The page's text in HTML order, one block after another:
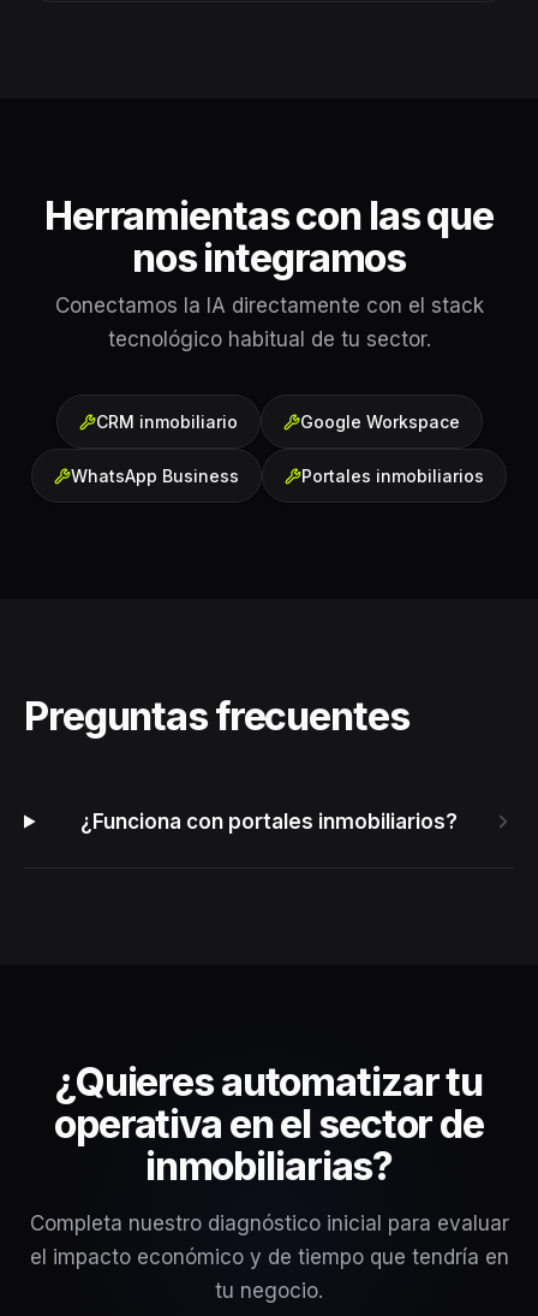
Herramientas con las que
nos integramos
Conectamos la IA directamente con el stack
tecnológico habitual de tu sector.
CRM inmobiliario Google Workspace
WhatsApp Business Portales inmobiliarios
Preguntas frecuentes
¿Funciona con portales inmobiliarios?
¿Quieres automatizar tu
operativa en el sector de
inmobiliarias?
Completa nuestro diagnóstico inicial para evaluar
el impacto económico y de tiempo que tendría en
tu negocio.